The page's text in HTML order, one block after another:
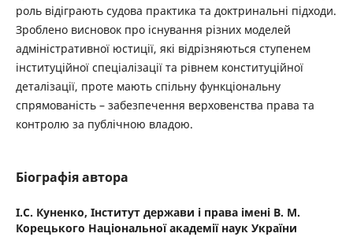
роль відіграють судова практика та доктринальні підходи.
Зроблено висновок про існування різних моделей
адміністративної юстиції, які відрізняються ступенем
інституційної спеціалізації та рівнем конституційної
деталізації, проте мають спільну функціональну
спрямованість – забезпечення верховенства права та
контролю за публічною владою.
Біографія автора
І.С. Куненко, Інститут держави і права імені В. М.
Корецького Національної академії наук України